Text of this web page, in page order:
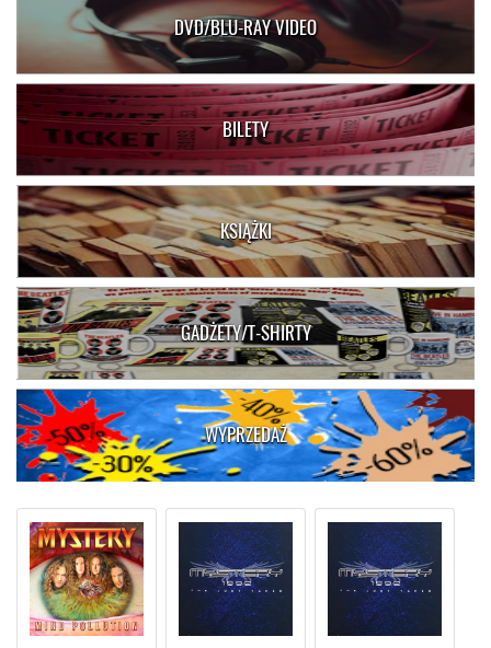
DVD/BLU-RAY VIDEO
BILETY
KSIĄŻKI
GADŻETY/T-SHIRTY
WYPRZEDAŻ